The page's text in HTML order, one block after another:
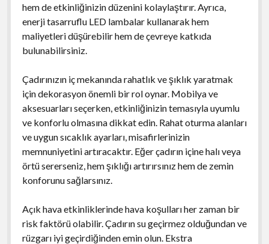
hem de etkinliğinizin düzenini kolaylaştırır. Ayrıca,
enerji tasarruflu LED lambalar kullanarak hem
maliyetleri düşürebilir hem de çevreye katkıda
bulunabilirsiniz.
Çadırınızın iç mekanında rahatlık ve şıklık yaratmak
için dekorasyon önemli bir rol oynar. Mobilya ve
aksesuarları seçerken, etkinliğinizin temasıyla uyumlu
ve konforlu olmasına dikkat edin. Rahat oturma alanları
ve uygun sıcaklık ayarları, misafirlerinizin
memnuniyetini artıracaktır. Eğer çadırın içine halı veya
örtü sererseniz, hem şıklığı artırırsınız hem de zemin
konforunu sağlarsınız.
Açık hava etkinliklerinde hava koşulları her zaman bir
risk faktörü olabilir. Çadırın su geçirmez olduğundan ve
rüzgarı iyi geçirdiğinden emin olun. Ekstra